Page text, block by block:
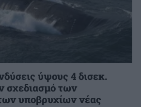
ύψους 4 δισεκ.
σχεδιασμό των
υποβρυχίων νέας